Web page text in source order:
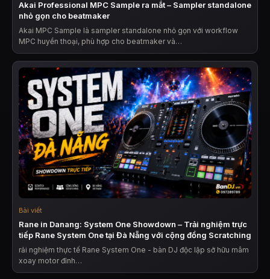
Akai Professional MPC Sample ra mắt – Sampler standalone
nhỏ gọn cho beatmaker
Akai MPC Sample là sampler standalone nhỏ gọn với workflow
MPC huyền thoại, phù hợp cho beatmaker và…
Bài viết
Rane in Danang: System One Showdown – Trải nghiệm trực
tiếp Rane System One tại Đà Nẵng với cộng đồng Scratching
rải nghiệm thực tế Rane System One - bàn DJ độc lập sở hữu mâm
xoay motor đỉnh…